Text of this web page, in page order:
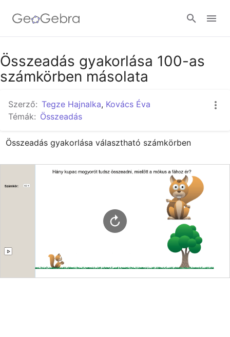
Google Classroom
Összeadás gyakorlása 100-as
számkörben másolata
Szerző: Tegze Hajnalka, Kovács Éva
Témák: Összeadás
Összeadás gyakorlása választható számkörben